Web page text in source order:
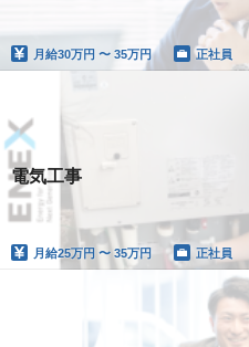
月給30万円 〜 35万円 正社員
電気工事
月給25万円 〜 35万円 正社員